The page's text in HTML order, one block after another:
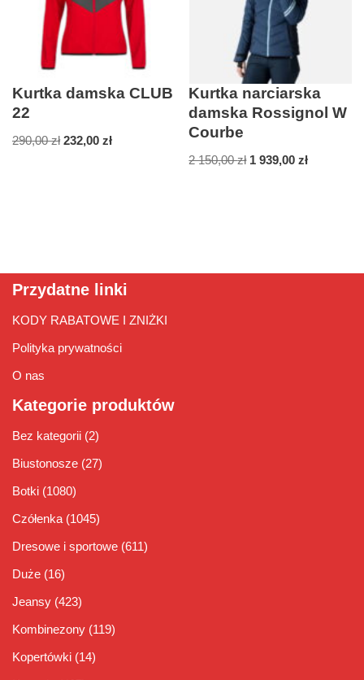
Kurtka damska CLUB
22
290,00zł 232,00 zł
Kurtka narciarska
damska Rossignol W
Courbe
2 150,00zł 1 939,00zł
Przydatne linki
KODY RABATOWE I ZNIŻKI
Polityka prywatności
O nas
Kategorie produktów
Bez kategorii (2)
Biustonosze (27)
Botki (1080)
Czółenka (1045)
Dresowe i sportowe (611)
Duże (16)
Jeansy (423)
Kombinezony (119)
Kopertówki (14)